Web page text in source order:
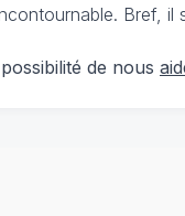
Bref,
de nous